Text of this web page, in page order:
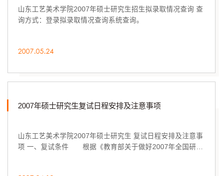
山东工艺美术学院2007年硕士研究生招生拟录取情况查询 查
询方式：登录拟录取情况查询系统查询。
2007.05.24
2007年硕士研究生复试日程安排及注意事项
山东工艺美术学院2007年硕士研究生 复试日程安排及注意事
项 一、复试条件 根据《教育部关于做好2007年全国研究